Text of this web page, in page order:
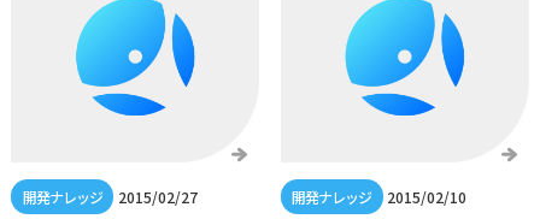
2015/02/27 2015/02/10